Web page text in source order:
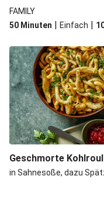
FAMILY
50 Minuten | Einfach |
Geschmorte
in Sahnesoße, dazu